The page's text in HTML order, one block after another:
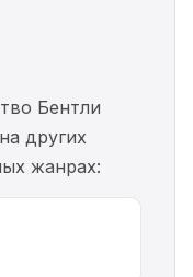
Бентли
других
жанрах: